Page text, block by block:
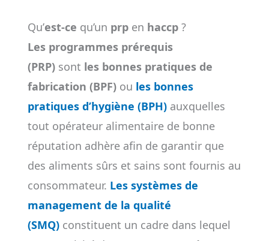
Qu’est-ce qu’un prpen haccp?
Les programmes prérequis
(PRP)sont les bonnes pratiques de
fabrication (BPF)ou les bonnes
pratiques d’hygiène (BPH)auxquelles
tout opérateur alimentaire de bonne
réputation adhère afin de garantir que
des aliments sûrs et sains sont fournis au
consommateur. Les systèmes de
management de la qualité
(SMQ)constituent un cadre dans lequel